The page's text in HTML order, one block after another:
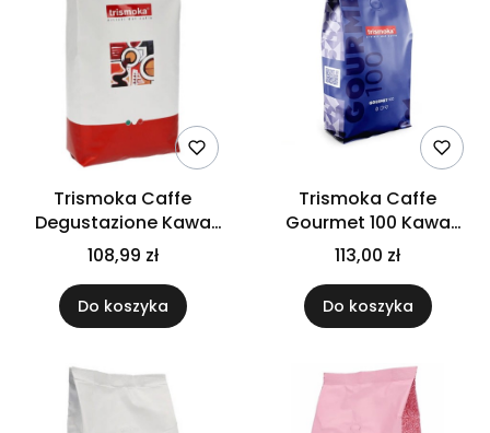
Trismoka Caffe
Degustazione Kawa
ziarnista 1kg
108,99 zł
Do koszyka
Trismoka Caffe
Gourmet 100 Kawa
ziarnista 1kg
113,00 zł
Do koszyka